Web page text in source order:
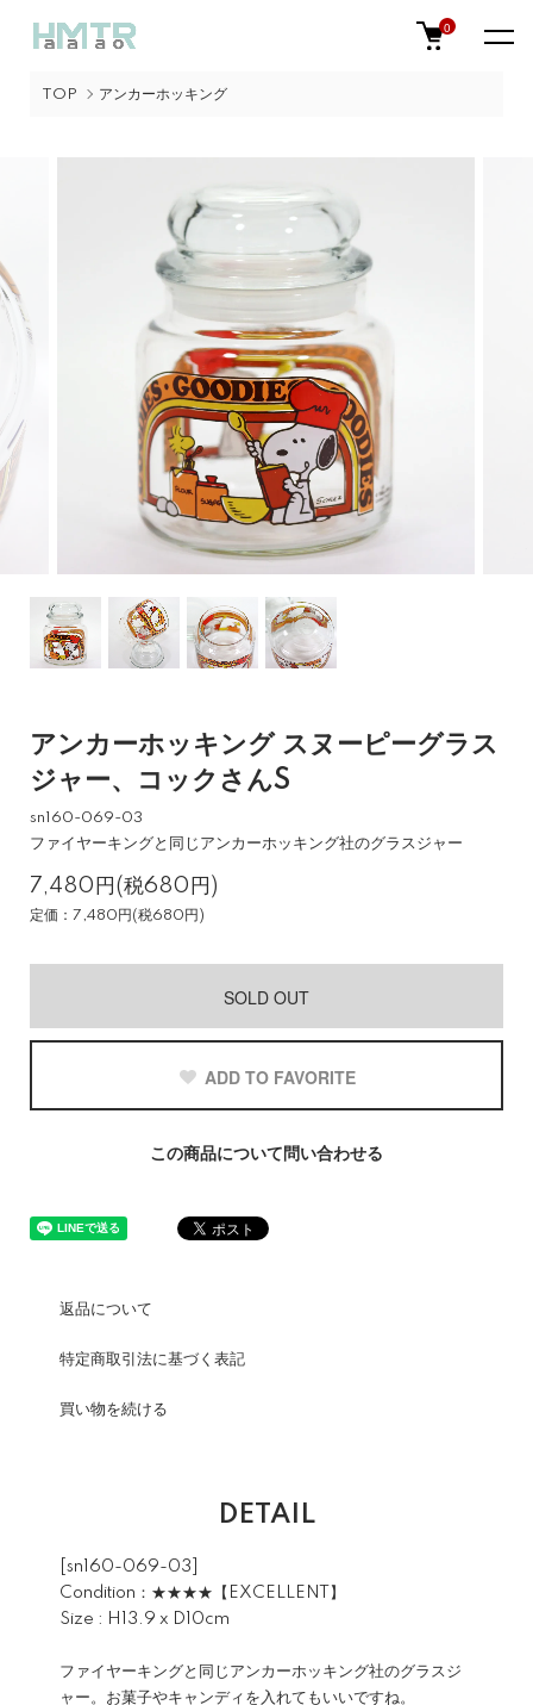
0
TOP アンカーホッキング
アンカーホッキング スヌーピーグラス
ジャー、コックさんS
sn160-069-03
ファイヤーキングと同じアンカーホッキング社のグラスジャー
7,480円(税680円)
定価：7,480円(税680円)
SOLD OUT
ADD TO FAVORITE
この商品について問い合わせる
返品について
特定商取引法に基づく表記
買い物を続ける
DETAIL
[sn160-069-03]
Condition：★★★★【EXCELLENT】
Size : H13.9 x D10cm
ファイヤーキングと同じアンカーホッキング社のグラスジ
ャー。お菓子やキャンディを入れてもいいですね。